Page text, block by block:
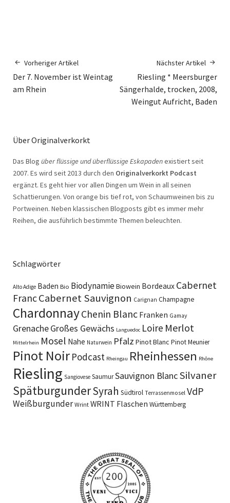
Vorheriger Artikel
Der 7. November ist Weintag
am Rhein
Nächster Artikel
Riesling * Meersburger
Sängerhalde, trocken, 2008,
Weingut Aufricht, Baden
Über Originalverkorkt
Das Blog über flüssige und überflüssige Eskapadenexistiert seit
2007. Es wird seit 2013 durch den Originalverkorkt Podcast
ergänzt. Es geht hier vor allen Dingen um Wein in all seinen
Schattierungen. Von orange bis tief rot, von Schaumweinen bis zu
Portweinen. Neben klassischen Blogposts gibt es immer mehr
Reihen, die ausführlich bestimmte Themen beleuchten.
Schlagwörter
Alto Adige Baden Bio BiodynamieBiowein Bordeaux Cabernet
FrancCabernet Sauvignon Carignan Champagne
ChardonnayChenin Blanc Franken Gamay
GrenacheGroßes Gewächs Languedoc Loire Merlot
Mittelrhein Mosel Nahe Naturwein Pfalz Pinot Blanc Pinot Meunier
Pinot Noir Podcast Rheingau Rheinhessen Rhône
Riesling Sangiovese SaumurSauvignon BlancSilvaner
SpätburgunderSyrah Südtirol Terrassenmosel VdP
Weißburgunder Wrint WRINT Flaschen Württemberg